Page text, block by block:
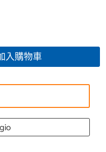
入購物車